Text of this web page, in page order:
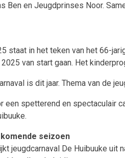
Ben en Jeugdprinses Noor.
staat in het teken van het 66-
van start gaan. Het
is dit jaar. Thema van de
spetterend en spectaculair
seizoen
jeugdcarnaval De Huibuuke uit